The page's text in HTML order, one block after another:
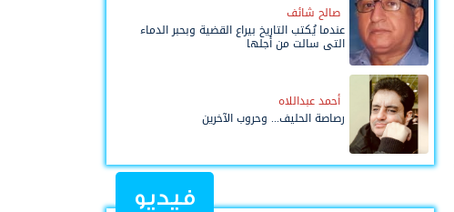
صالح شائف
عندما يُكتب التاريخ بيراع القضية وبحبر الدماء
التي سالت من أجلها
أحمد عبداللاه
رصاصة الحليف... وحروب الآخرين
فيديو